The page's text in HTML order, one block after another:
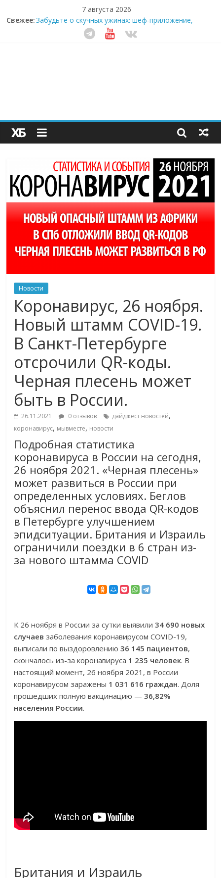
7 августа 2026
Свежее:Забудьте о скучных ужинах: шеф-приложение,
которое видит вашу еду насквозь
Небо зовёт: как бизнес на полётах дронов и
Секрет супергидратации: почему кокосовая вода с
пребиотиками становится главным трендом
здорового питания
Новости
Коронавирус, 26 ноября.
Новый штамм COVID-19.
В Санкт-Петербурге
отсрочили QR-коды.
Черная плесень может
быть в России.
26.11.2021 0 отзывов дайджест новостей,
коронавирус, мывместе, новости
Подробная статистика
коронавируса в России на сегодня,
26 ноября 2021. «Черная плесень»
может развиться в России при
определенных условиях. Беглов
объяснил перенос ввода QR-кодов
в Петербурге улучшением
эпидситуации. Британия и Израиль
ограничили поездки в 6 стран из-
за нового штамма COVID
К 26 ноября в России за сутки выявили34 690 новых
случаев заболевания коронавирусом COVID-19,
выписали по выздоровлению36 145 пациентов,
скончалось из-за коронавируса 1 235 человек. В
настоящий момент, 26 ноября 2021, в России
коронавирусом заражены 1 031 616 граждан. Доля
прошедших полную вакцинацию —36,82%
населения России.
Британия и Израиль